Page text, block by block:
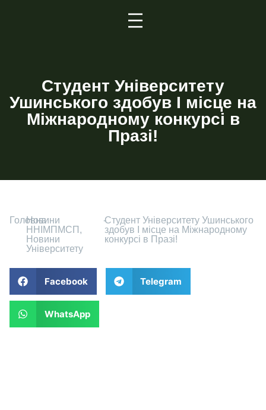
Студент Університету
Ушинського здобув І місце на
Міжнародному конкурсі в
Празі!
Головна
-Новини
ННІМПМСП ,
Новини
Університету
-Студент Університету Ушинського
здобув І місце на Міжнародному
конкурсі в Празі!
Facebook Telegram
WhatsApp